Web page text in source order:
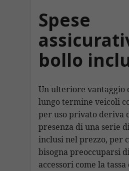
Spese
bollo
Un ulteriore vantaggio
lungo termine veicoli
per uso privato deriva
presenza di una serie
inclusi nel prezzo, per
bisogna preoccuparsi
accessori come la